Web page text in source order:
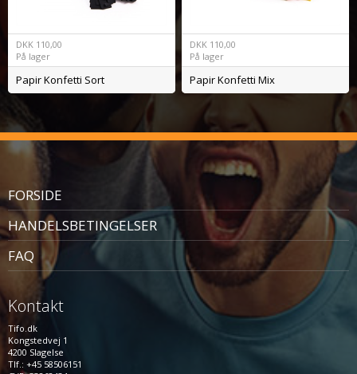
DKK 110,00
På lager
Papir Konfetti Sort
DKK 110,00
På lager
Papir Konfetti Mix
FORSIDE
HANDELSBETINGELSER
FAQ
Kontakt
Tifo.dk
Kongstedvej 1
4200 Slagelse
Tlf.: +45 58506151